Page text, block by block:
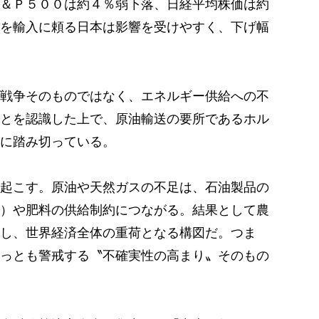
Ｐ５００は約４％弱下落、日経平均株価は約
輸入に頼る日本は影響を受けやすく、下げ幅
そのものではなく、エネルギー供給への不
を認識した上で、原油輸送の要所であるホル
踏み切っている。
す。原油や天然ガスの不足は、石油製品の
や肥料の供給制約につながる。結果として農
、世界経済全体の重荷となる構図だ。つま
とも警戒する〝不確実性の高まり〟そのもの